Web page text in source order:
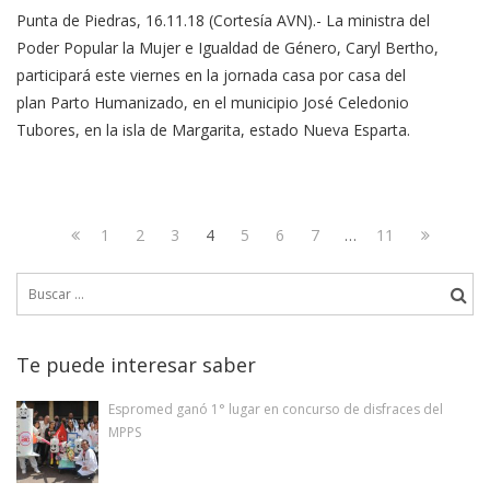
Punta de Piedras, 16.11.18 (Cortesía AVN).- La ministra del
Poder Popular la Mujer e Igualdad de Género, Caryl Bertho,
participará este viernes en la jornada casa por casa del
plan Parto Humanizado, en el municipio José Celedonio
Tubores, en la isla de Margarita, estado Nueva Esparta.
Navegación
de
entradas
page
Page
1 Page
2 Page
3 Page
4 Page
5 Page
6 Page
7 … Page
11
Next
Te puede interesar saber
Espromed ganó 1° lugar en concurso de disfraces del
MPPS